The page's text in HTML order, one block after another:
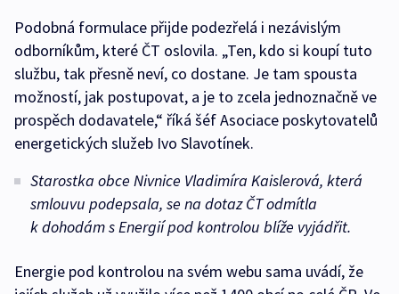
Podobná formulace přijde podezřelá i nezávislým
odborníkům, které ČT oslovila. „Ten, kdo si koupí tuto
službu, tak přesně neví, co dostane. Je tam spousta
možností, jak postupovat, a je to zcela jednoznačně ve
prospěch dodavatele,“ říká šéf Asociace poskytovatelů
energetických služeb Ivo Slavotínek.
Starostka obce Nivnice Vladimíra Kaislerová, která
smlouvu podepsala, se na dotaz ČT odmítla
k dohodám s Energií pod kontrolou blíže vyjádřit.
Energie pod kontrolou na svém webu sama uvádí, že